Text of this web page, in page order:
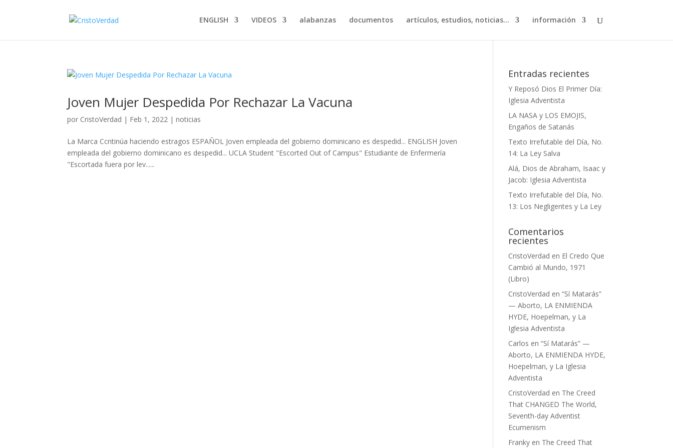
ENGLISH VIDEOS alabanzas documentos artículos, estudios, noticias… información
Joven Mujer Despedida Por Rechazar La Vacuna
por CristoVerdad | Feb 1, 2022 |noticias
La Marca Ccntinúa haciendo estragos ESPAÑOL Joven empleada del gobierno dominicano es despedid... ENGLISH Joven
empleada del gobierno dominicano es despedid... UCLA Student "Escorted Out of Campus" Estudiante de Enfermería
"Escortada fuera por lev......
Entradas recientes
Y Reposó Dios El Primer Día:
Iglesia Adventista
LA NASA y LOS EMOJIS,
Engaños de Satanás
Texto Irrefutable del Día, No.
14: La Ley Salva
Alá, Dios de Abraham, Isaac y
Jacob: Iglesia Adventista
Texto Irrefutable del Día, No.
13: Los Negligentes y La Ley
Comentarios
recientes
CristoVerdad en El Credo Que
Cambió al Mundo, 1971
(Libro)
CristoVerdad en“Sí Matarás”
— Aborto, LA ENMIENDA
HYDE, Hoepelman, y La
Iglesia Adventista
Carlos en“Sí Matarás” —
Aborto, LA ENMIENDA HYDE,
Hoepelman, y La Iglesia
Adventista
CristoVerdad en The Creed
That CHANGED The World,
Seventh-day Adventist
Ecumenism
Franky en The Creed That